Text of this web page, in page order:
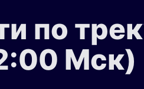
по
Мск)